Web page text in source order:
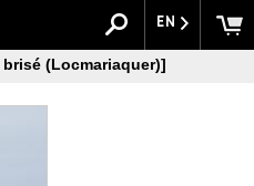
EN
(Locmariaquer)]